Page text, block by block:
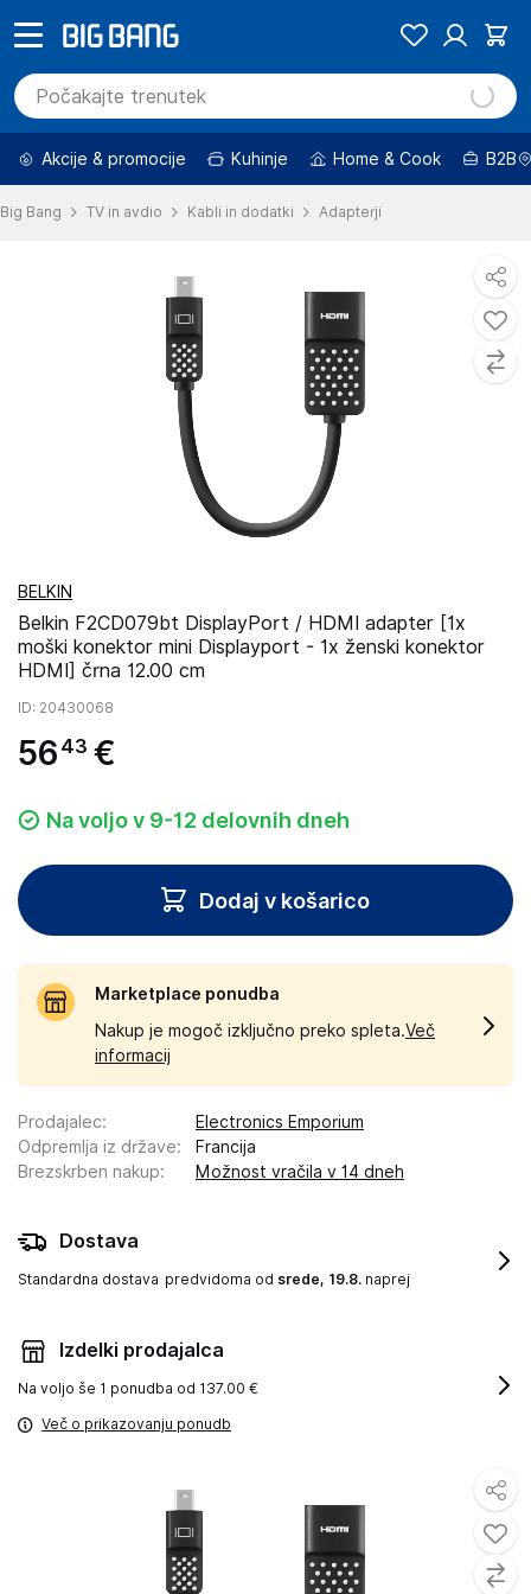
Akcije & promocije Kuhinje Home & Cook B2B
Big Bang TV in avdio Kabli in dodatki Adapterji
BELKIN
Belkin F2CD079bt DisplayPort / HDMI adapter [1x
moški konektor mini Displayport - 1x ženski konektor
HDMI] črna 12.00 cm
ID: 20430068
56 43 €
Na voljo v 9-12 delovnih dneh
Dodaj v košarico
Marketplace ponudba
Nakup je mogoč izključno preko spleta.Več
informacij
Prodajalec:
Electronics Emporium
Odpremlja iz države:
Francija
Brezskrben nakup: Možnost vračila v 14 dneh
Dostava
Standardna dostava predvidoma od srede, 19.8. naprej
Izdelki prodajalca
Na voljo še 1 ponudba od 137.00 €
Več o prikazovanju ponudb